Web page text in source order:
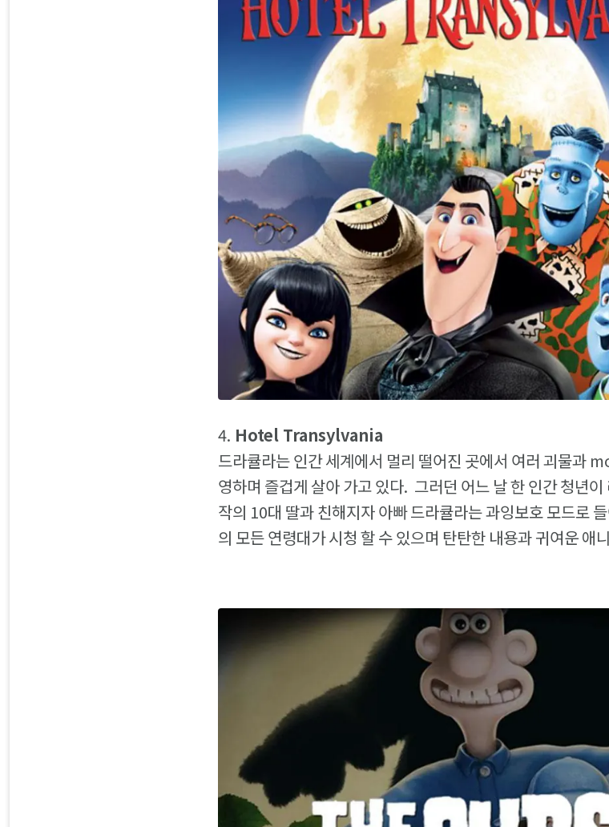
4. Hotel Transylvania
드라큘라는 인간 세계에서 멀리 떨어진 곳에서 여러 괴물과
영하며 즐겁게 살아 가고 있다. 그러던 어느 날 한 인간 청년
작의 10대 딸과 친해지자 아빠 드라큘라는 과잉보호 모드로
의 모든 연령대가 시청 할 수 있으며 탄탄한 내용과 귀여운 애